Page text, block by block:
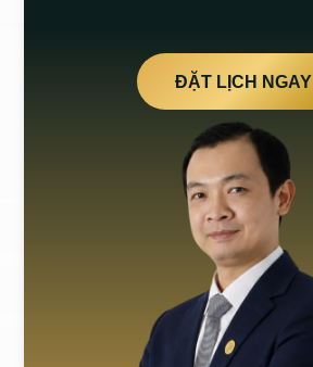
ĐẶT LỊCH NGAY